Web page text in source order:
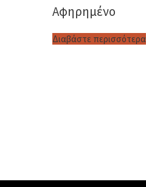
Αφηρημένο
Διαβάστε περισσότερα